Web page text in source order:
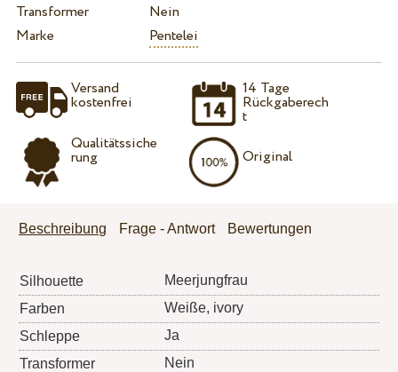
Transformer
Nein
Marke
Pentelei
Versand
kostenfrei
Qualitätssiche
rung
14 Tage
Rückgaberech
t
Original
Beschreibung Frage - Antwort Bewertungen
Silhouette
Meerjungfrau
Farben
Weiße, ivory
Schleppe
Ja
Transformer
Nein